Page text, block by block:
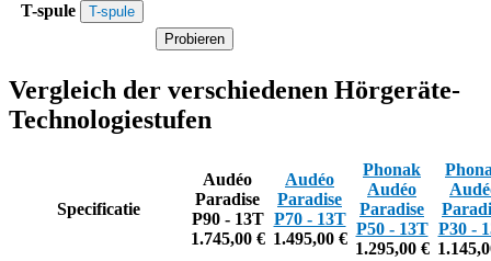
T-spule
T-spule
Probieren
Vergleich der verschiedenen Hörgeräte-
Technologiestufen
Specificatie
Audéo
Paradise
P90 - 13T
1.745,00 €
Audéo
Paradise
P70 - 13T
1.495,00 €
Phonak
Audéo
Paradise
P50 - 13T
1.295,00 €
P30 -